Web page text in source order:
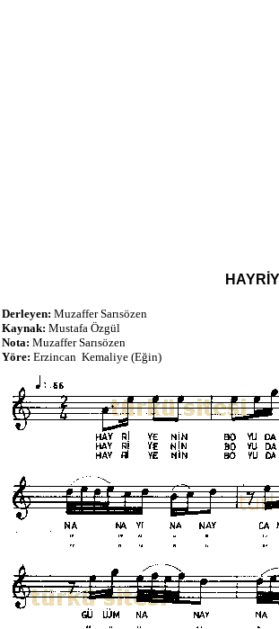
Derleyen: Muzaffer Sarısözen
Kaynak: Mustafa Özgül
Nota: Muzaffer Sarısözen
Yöre: Erzincan Kemaliye (Eğin)